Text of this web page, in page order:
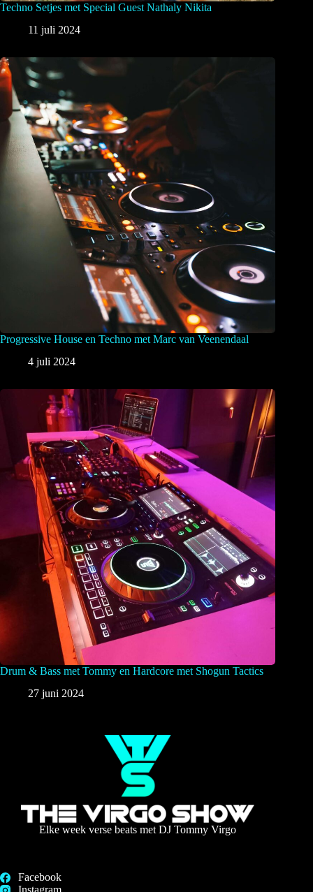
Techno Setjes met Special Guest Nathaly Nikita
11 juli 2024
Progressive House en Techno met Marc van Veenendaal
4 juli 2024
Drum & Bass met Tommy en Hardcore met Shogun Tactics
27 juni 2024
Elke week verse beats met DJ Tommy Virgo
Facebook